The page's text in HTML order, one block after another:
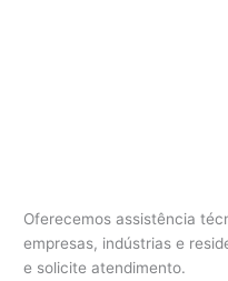
Oferecemos assistência
empresas, indústrias e
e solicite atendimento.